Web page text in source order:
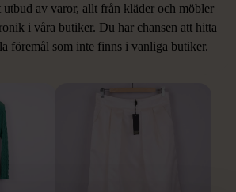
av varor, allt från kläder och möbler
i våra butiker. Du har chansen att hitta
föremål som inte finns i vanliga butiker.
PRODUKTER
som påminner om denna